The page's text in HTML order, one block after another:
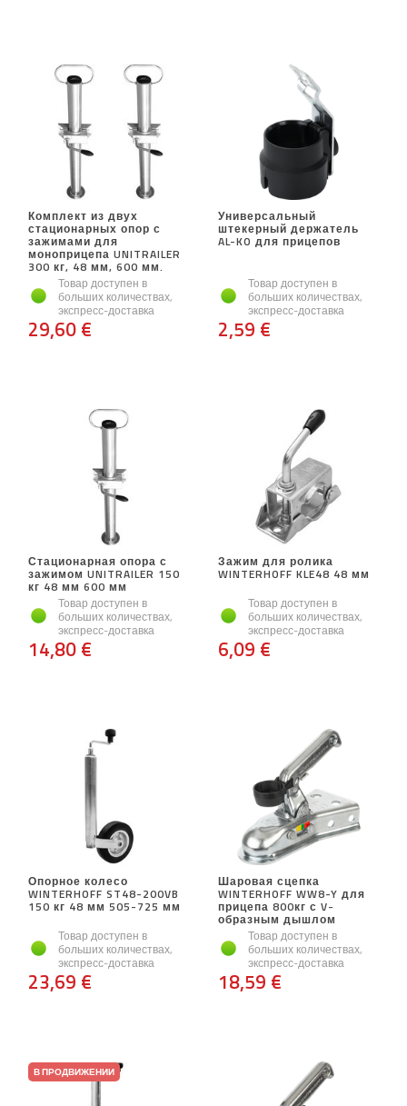
Комплект из двух
стационарных опор с
зажимами для
моноприцепа UNITRAILER
300 кг, 48 мм, 600 мм.
Товар доступен в
больших количествах,
экспресс-доставка
29,60 €
Универсальный
штекерный держатель
AL-KO для прицепов
Товар доступен в
больших количествах,
экспресс-доставка
2,59 €
Стационарная опора с
зажимом UNITRAILER 150
кг 48 мм 600 мм
Товар доступен в
больших количествах,
экспресс-доставка
14,80 €
Зажим для ролика
WINTERHOFF KLE48 48 мм
Товар доступен в
больших количествах,
экспресс-доставка
6,09 €
Опорное колесо
WINTERHOFF ST48-200VB
150 кг 48 мм 505-725 мм
Товар доступен в
больших количествах,
экспресс-доставка
23,69 €
Шаровая сцепка
WINTERHOFF WW8-Y для
прицепа 800кг с V-
образным дышлом
Товар доступен в
больших количествах,
экспресс-доставка
18,59 €
В ПРОДВИЖЕНИИ